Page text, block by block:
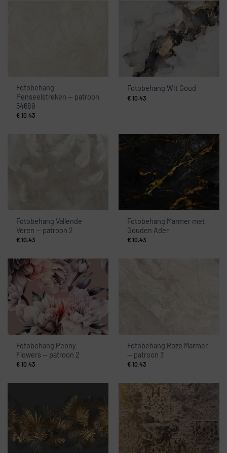
Fotobehang
Penseelstreken — patroon
54689
€ 10.43
Fotobehang Wit Goud
€ 10.43
Fotobehang Vallende
Veren — patroon 2
€ 10.43
Fotobehang Marmer met
Gouden Ader
€ 10.43
Fotobehang Peony
Flowers — patroon 2
€ 10.43
Fotobehang Roze Marmer
— patroon 3
€ 10.43